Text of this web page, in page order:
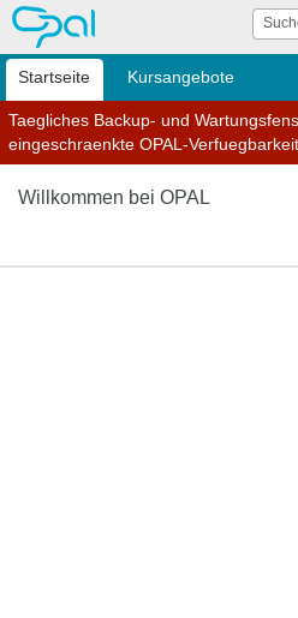
OPAL
Startseite Kursangebote
Taegliches Backup- und
eingeschraenkte OPAL-Verfuegbarkeit.
Willkommen bei OPAL